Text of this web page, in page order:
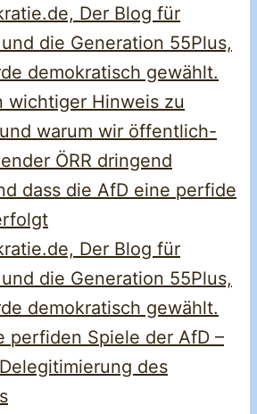
Der Blog für
die Generation 55Plus,
demokratisch gewählt.
wichtiger Hinweis zu
warum wir öffentlich-
ÖRR dringend
dass die AfD eine perfide
Der Blog für
die Generation 55Plus,
demokratisch gewählt.
perfiden Spiele der AfD –
des